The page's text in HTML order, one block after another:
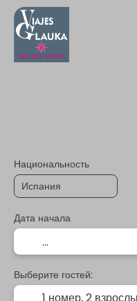
Национальность
Дата начала
Выберите гостей: